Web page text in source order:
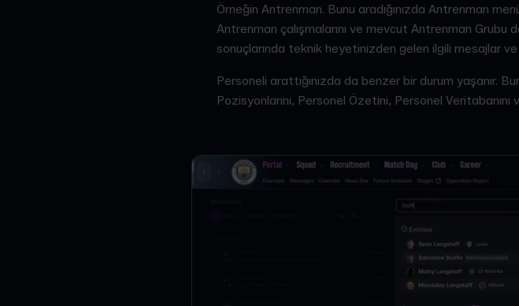
Örneğin Antrenman. Bunu aradığınızda Antrenman
Antrenman çalışmalarını ve mevcut Antrenman Grubu
sonuçlarında teknik heyetinizden gelen ilgili mesajlar ve
Personeli arattığınızda da benzer bir durum yaşanır.
Pozisyonlarını, Personel Özetini, Personel